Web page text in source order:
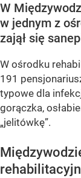
W
w jednym z
zajął się
W ośrodku
191
typowe dla
gorączka,
„jelitówkę”.